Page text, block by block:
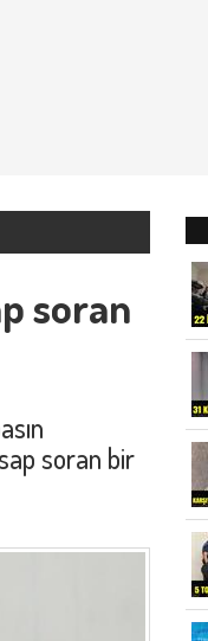
soran
soran bir